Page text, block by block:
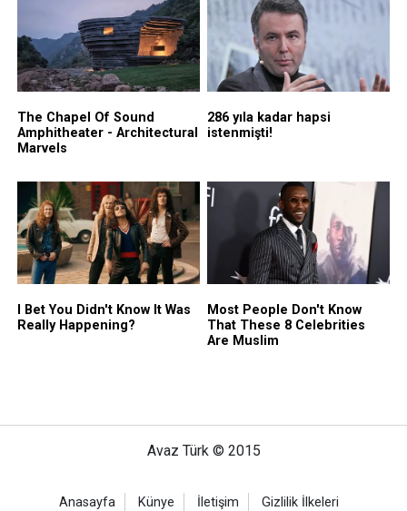
Avaz Türk © 2015
Anasayfa Künye İletişim Gizlilik İlkeleri